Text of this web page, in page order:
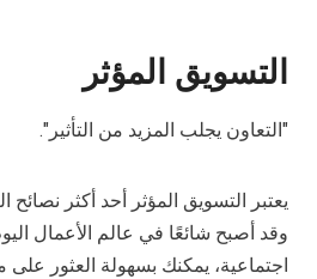
التسويق المؤثر
"التعاون يجلب المزيد من التأثير".
يعتبر التسويق المؤثر أحد أكثر نصائح
وقد أصبح شائعًا في عالم الأعمال
اجتماعية، يمكنك بسهولة العثور